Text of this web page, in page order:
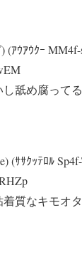
(ｱｳｱｳｸｰ
舐め腐って
(ｻｻｸｯﾃﾛﾙ
質なキモオ